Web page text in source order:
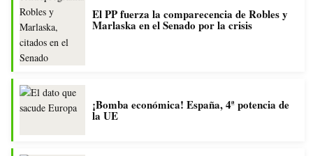
El PP fuerza la comparecencia de Robles y
Marlaska en el Senado por la crisis
¡Bomba económica! España, 4ª potencia de
la UE